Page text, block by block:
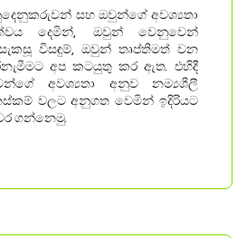
සහ ඔවුන්ගේ අවශ්‍යතා
දෙමින්, ඔවුන් වෙනුවෙන්
විසඳුම්, ඔවුන් තෘප්තිමත් වන
අප කටයුතු කර ඇත. එහිදී
අවශ්‍යතා අනුව නම්‍යශීලී
වලට අනුගත වෙමින් ඉදිරියට
ගන්නෙමු.